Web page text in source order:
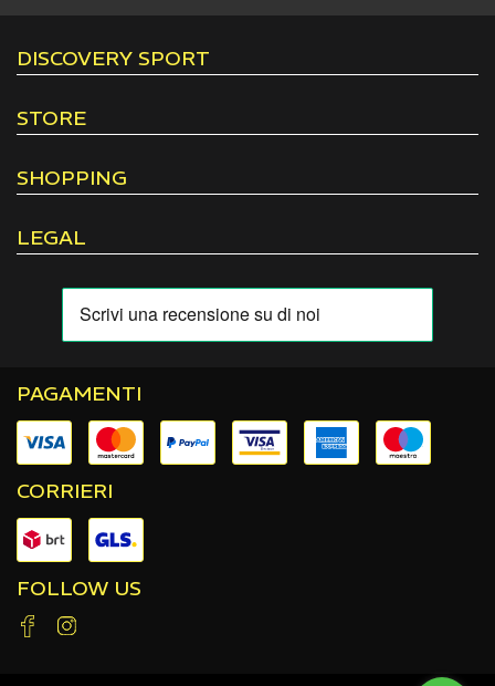
DISCOVERY SPORT
STORE
SHOPPING
LEGAL
PAGAMENTI
CORRIERI
FOLLOW US